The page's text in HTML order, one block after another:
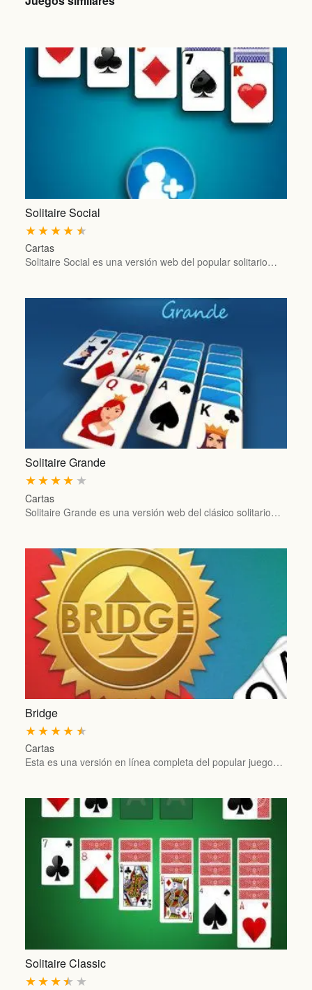
Solitaire Social
★
★
★
★
★
Cartas
Solitaire Social es una versión web del popular solitario…
Solitaire Grande
★
★
★
★
★
Cartas
Solitaire Grande es una versión web del clásico solitario…
Bridge
★
★
★
★
★
Cartas
Esta es una versión en línea completa del popular juego…
Solitaire Classic
★
★
★
★
★